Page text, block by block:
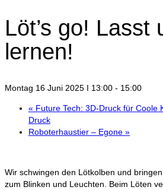
Löt’s go! Lasst
lernen!
Montag 16 Juni 2025 I 13:00 - 15:00
« Future Tech: 3D-Druck für Coole
Druck
Roboterhaustier – Egone »
Wir schwingen den Lötkolben und
zum Blinken und Leuchten. Beim Löten